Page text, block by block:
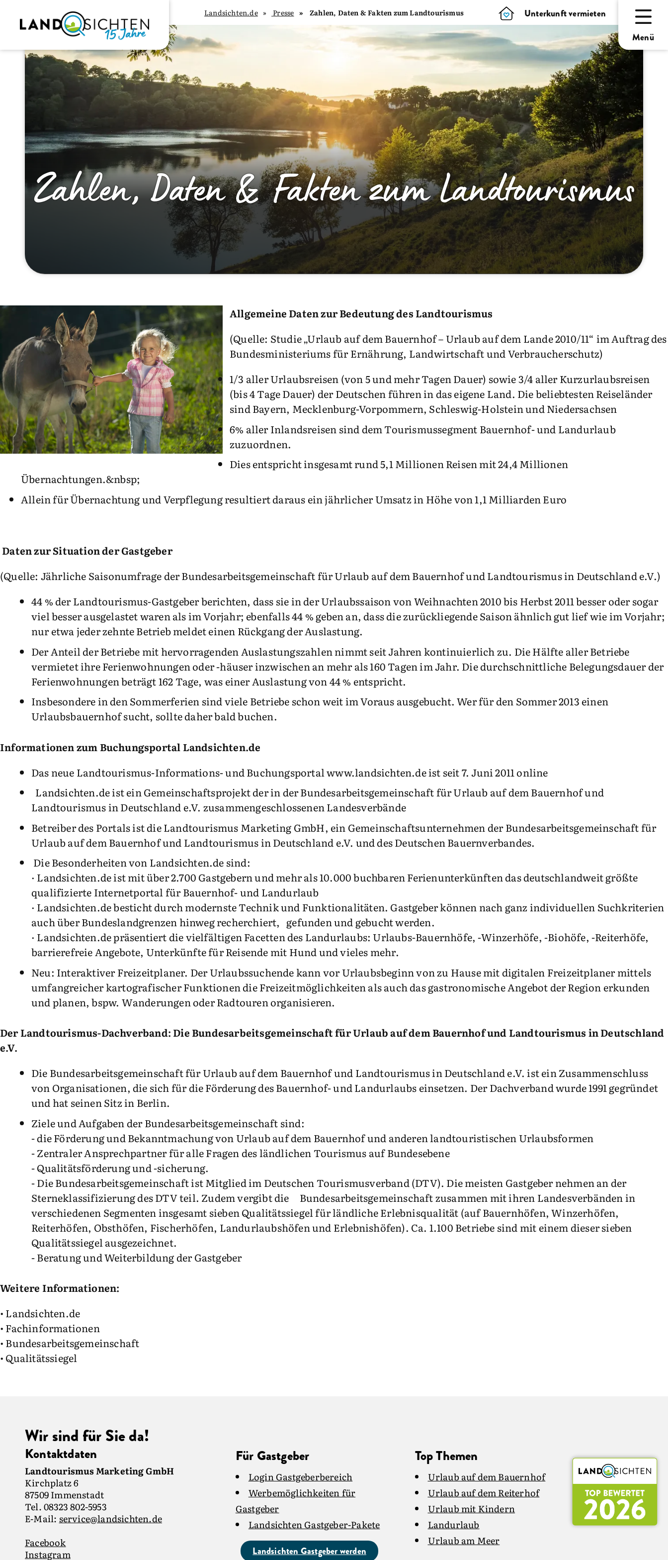
Zahlen, Daten & Fakten zum Landtourismus
Presse
Landsichten.de
Unterkunft vermieten
Menü
Zahlen, Daten & Fakten zum Landtourismus
Allgemeine Daten zur Bedeutung des Landtourismus
(Quelle: Studie „Urlaub auf dem Bauernhof – Urlaub auf dem Lande 2010/11“ im Auftrag des
Bundesministeriums für Ernährung, Landwirtschaft und Verbraucherschutz)
1/3 aller Urlaubsreisen (von 5 und mehr Tagen Dauer) sowie 3/4 aller Kurzurlaubsreisen
(bis 4 Tage Dauer) der Deutschen führen in das eigene Land. Die beliebtesten Reiseländer
sind Bayern, Mecklenburg-Vorpommern, Schleswig-Holstein und Niedersachsen
6% aller Inlandsreisen sind dem Tourismussegment Bauernhof- und Landurlaub
zuzuordnen.
Dies entspricht insgesamt rund 5,1 Millionen Reisen mit 24,4 Millionen
Übernachtungen.&nbsp;
Allein für Übernachtung und Verpflegung resultiert daraus ein jährlicher Umsatz in Höhe von 1,1 Milliarden Euro
Daten zur Situation der Gastgeber
(Quelle: Jährliche Saisonumfrage der Bundesarbeitsgemeinschaft für Urlaub auf dem Bauernhof und Landtourismus in Deutschland e.V.)
44 % der Landtourismus-Gastgeber berichten, dass sie in der Urlaubssaison von Weihnachten 2010 bis Herbst 2011 besser oder sogar
viel besser ausgelastet waren als im Vorjahr; ebenfalls 44 % geben an, dass die zurückliegende Saison ähnlich gut lief wie im Vorjahr;
nur etwa jeder zehnte Betrieb meldet einen Rückgang der Auslastung.
Der Anteil der Betriebe mit hervorragenden Auslastungszahlen nimmt seit Jahren kontinuierlich zu. Die Hälfte aller Betriebe
vermietet ihre Ferienwohnungen oder -häuser inzwischen an mehr als 160 Tagen im Jahr. Die durchschnittliche Belegungsdauer der
Ferienwohnungen beträgt 162 Tage, was einer Auslastung von 44 % entspricht.
Insbesondere in den Sommerferien sind viele Betriebe schon weit im Voraus ausgebucht. Wer für den Sommer 2013 einen
Urlaubsbauernhof sucht, sollte daher bald buchen.
Informationen zum Buchungsportal Landsichten.de
Das neue Landtourismus-Informations- und Buchungsportal www.landsichten.de ist seit 7. Juni 2011 online
Landsichten.de ist ein Gemeinschaftsprojekt der in der Bundesarbeitsgemeinschaft für Urlaub auf dem Bauernhof und
Landtourismus in Deutschland e.V. zusammen­geschlossenen Landesverbände
Betreiber des Portals ist die Landtourismus Marketing GmbH, ein Gemeinschaftsunternehmen der Bundesarbeitsgemeinschaft für
Urlaub auf dem Bauernhof und Landtourismus in Deutschland e.V. und des Deutschen Bauernverbandes.
Die Besonderheiten von Landsichten.de sind:
· Landsichten.de ist mit über 2.700 Gastgebern und mehr als 10.000 buchbaren Ferienunterkünften das deutschlandweit größte
qualifizierte Internetportal für Bauernhof- und Landurlaub
· Landsichten.de besticht durch modernste Technik und Funktionalitäten. Gastgeber können nach ganz individuellen Suchkriterien
auch über Bundeslandgrenzen hinweg recherchiert, gefunden und gebucht werden.
· Landsichten.de präsentiert die vielfältigen Facetten des Landurlaubs: Urlaubs-Bauernhöfe, -Winzerhöfe, -Biohöfe, -Reiterhöfe,
barrierefreie Angebote, Unterkünfte für Reisende mit Hund und vieles mehr.
Neu: Interaktiver Freizeitplaner. Der Urlaubssuchende kann vor Urlaubsbeginn von zu Hause mit digitalen Freizeitplaner mittels
umfangreicher kartografischer Funktionen die Freizeitmöglichkeiten als auch das gastronomische Angebot der Region erkunden
und planen, bspw. Wanderungen oder Radtouren organisieren.
Der Landtourismus-Dachverband: Die Bundesarbeitsgemeinschaft für Urlaub auf dem Bauernhof und Landtourismus in Deutschland
e.V.
Die Bundesarbeitsgemeinschaft für Urlaub auf dem Bauernhof und Landtourismus in Deutschland e.V. ist ein Zusammenschluss
von Organisationen, die sich für die Förderung des Bauernhof- und Landurlaubs einsetzen. Der Dachverband wurde 1991 gegründet
und hat seinen Sitz in Berlin.
Ziele und Aufgaben der Bundesarbeitsgemeinschaft sind:
- die Förderung und Bekanntmachung von Urlaub auf dem Bauernhof und anderen landtouristischen Urlaubsformen
- Zentraler Ansprechpartner für alle Fragen des ländlichen Tourismus auf Bundesebene
- Qualitätsförderung und -sicherung.
- Die Bundesarbeitsgemeinschaft ist Mitglied im Deutschen Tourismusverband (DTV). Die meisten Gastgeber nehmen an der
Sterneklassifizierung des DTV teil. Zudem vergibt die Bundesarbeitsgemeinschaft zusammen mit ihren Landesverbänden in
verschiedenen Segmenten insgesamt sieben Qualitätssiegel für ländliche Erlebnisqualität (auf Bauernhöfen, Winzerhöfen,
Reiterhöfen, Obsthöfen, Fischerhöfen, Landurlaubshöfen und Erlebnishöfen). Ca. 1.100 Betriebe sind mit einem dieser sieben
Qualitätssiegel ausgezeichnet.
- Beratung und Weiterbildung der Gastgeber
Weitere Informationen:
• Landsichten.de
• Fachinformationen
• Bundesarbeitsgemeinschaft
• Qualitätssiegel
Wir sind für Sie da!
Kontaktdaten
Landtourismus Marketing GmbH
Kirchplatz 6
87509 Immenstadt
Tel. 08323 802-5953
E-Mail: service@landsichten.de
Facebook
Instagram
Für Gastgeber
Login Gastgeberbereich
Werbemöglichkeiten für
Gastgeber
Landsichten Gastgeber-Pakete
Landsichten Gastgeber werden
Top Themen
Urlaub auf dem Bauernhof
Urlaub auf dem Reiterhof
Urlaub mit Kindern
Landurlaub
Urlaub am Meer